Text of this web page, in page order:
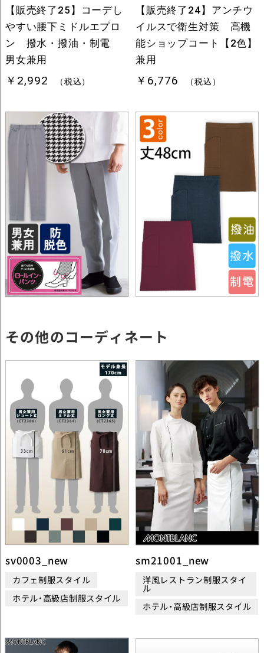
その他のコーディネート
sv0003_new
カフェ制服スタイル
ホテル・高級店制服スタイル
sm21001_new
洋風レストラン制服スタイ
ル
ホテル・高級店制服スタイル